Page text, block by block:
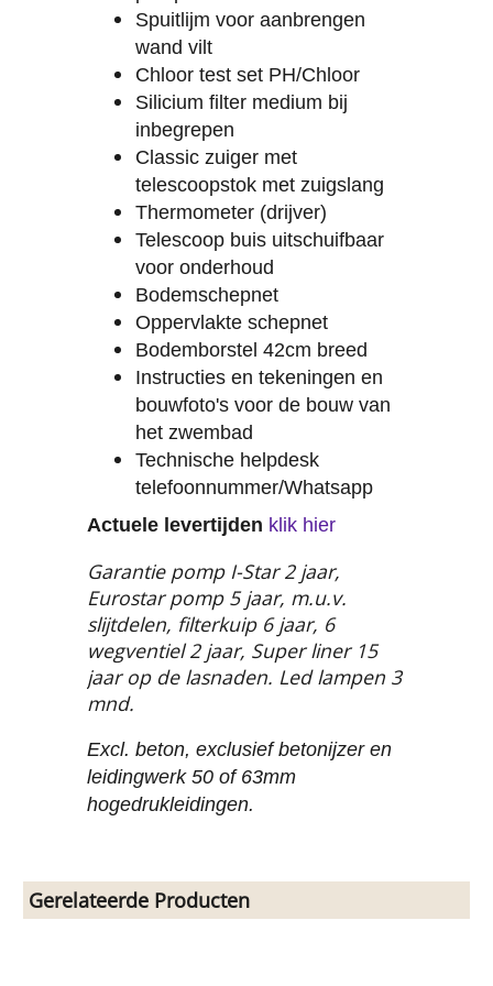
Spuitlijm voor aanbrengen
wand vilt
Chloor test set PH/Chloor
Silicium filter medium bij
inbegrepen
Classic zuiger met
telescoopstok met zuigslang
Thermometer (drijver)
Telescoop buis uitschuifbaar
voor onderhoud
Bodemschepnet
Oppervlakte schepnet
Bodemborstel 42cm breed
Instructies en tekeningen en
bouwfoto's voor de bouw van
het zwembad
Technische helpdesk
telefoonnummer/Whatsapp
Actuele levertijden klik hier
Garantie pomp I-Star 2 jaar,
Eurostar pomp 5 jaar, m.u.v.
slijtdelen, filterkuip 6 jaar, 6
wegventiel 2 jaar, Super liner 15
jaar op de lasnaden. Led lampen 3
mnd.
Excl. beton, exclusief betonijzer en
leidingwerk 50 of 63mm
hogedrukleidingen.
Gerelateerde Producten